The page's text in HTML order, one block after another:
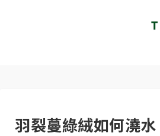
羽裂蔓綠絨如何澆